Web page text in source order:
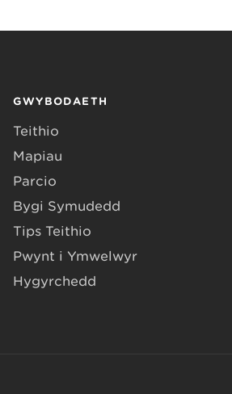
GWYBODAETH
Teithio
Mapiau
Parcio
Bygi Symudedd
Tips Teithio
Pwynt i Ymwelwyr
Hygyrchedd